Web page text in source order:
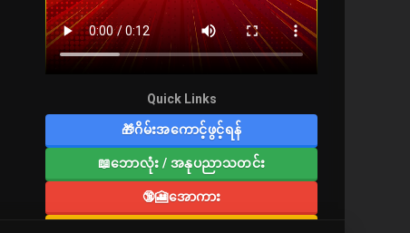
Quick Links
🎁ဂိမ်းအကောင့်ဖွင့်ရန်
📖ဘောလုံး / အနုပညာသတင်း
🔞🎦အောကား